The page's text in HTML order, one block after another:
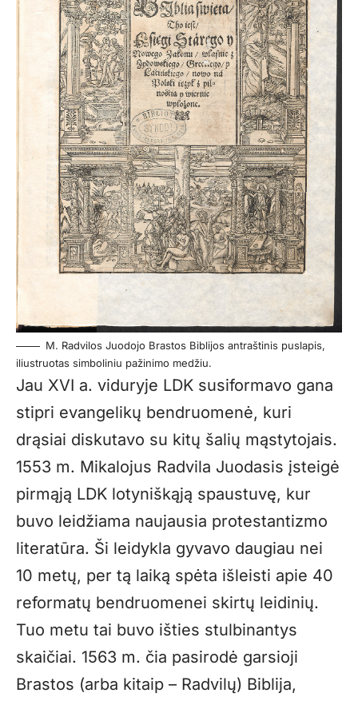
M. Radvilos Juodojo Brastos Biblijos antraštinis puslapis,
iliustruotas simboliniu pažinimo medžiu.
Jau XVI a. viduryje LDK susiformavo gana
stipri evangelikų bendruomenė, kuri
drąsiai diskutavo su kitų šalių mąstytojais.
1553 m. Mikalojus Radvila Juodasis įsteigė
pirmąją LDK lotyniškąją spaustuvę, kur
buvo leidžiama naujausia protestantizmo
literatūra. Ši leidykla gyvavo daugiau nei
10 metų, per tą laiką spėta išleisti apie 40
reformatų bendruomenei skirtų leidinių.
Tuo metu tai buvo išties stulbinantys
skaičiai. 1563 m. čia pasirodė garsioji
Brastos (arba kitaip – Radvilų) Biblija,